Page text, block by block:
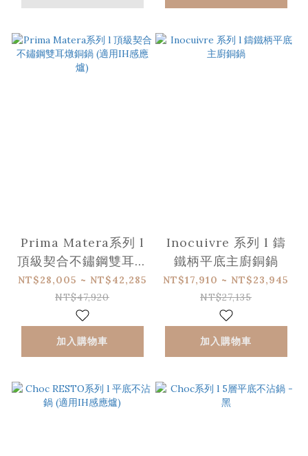
Prima Matera系列 l
頂級契合不鏽鋼雙耳燉
銅鍋 (適用IH感應爐)
NT$28,005 ~ NT$42,285
NT$47,920
加入購物車
Inocuivre 系列 l 鑄
鐵柄平底主廚銅鍋
NT$17,910 ~ NT$23,945
NT$27,135
加入購物車